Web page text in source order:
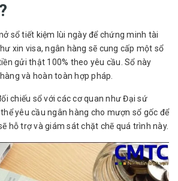
sổ tiết kiệm lùi ngày để chứng minh tài
xin visa, ngân hàng sẽ cung cấp một sổ
gửi thật 100% theo yêu cầu. Sổ này
và hoàn toàn hợp pháp.
chiếu sổ với các cơ quan như Đại sứ
yêu cầu ngân hàng cho mượn sổ gốc để
hỗ trợ và giám sát chặt chẽ quá trình này.